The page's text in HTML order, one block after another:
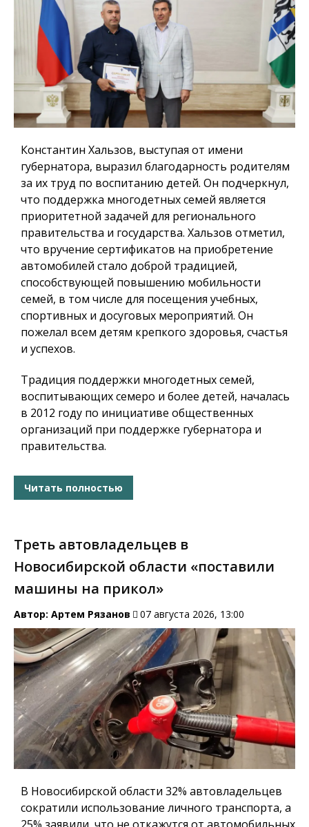
Константин Хальзов, выступая от имени
губернатора, выразил благодарность родителям
за их труд по воспитанию детей. Он подчеркнул,
что поддержка многодетных семей является
приоритетной задачей для регионального
правительства и государства. Хальзов отметил,
что вручение сертификатов на приобретение
автомобилей стало доброй традицией,
способствующей повышению мобильности
семей, в том числе для посещения учебных,
спортивных и досуговых мероприятий. Он
пожелал всем детям крепкого здоровья, счастья
и успехов.
Традиция поддержки многодетных семей,
воспитывающих семеро и более детей, началась
в 2012 году по инициативе общественных
организаций при поддержке губернатора и
правительства.
Читать полностью
Треть автовладельцев в
Новосибирской области «поставили
машины на прикол»
Автор: Артем Рязанов 07 августа 2026, 13:00
В Новосибирской области 32% автовладельцев
сократили использование личного транспорта, а